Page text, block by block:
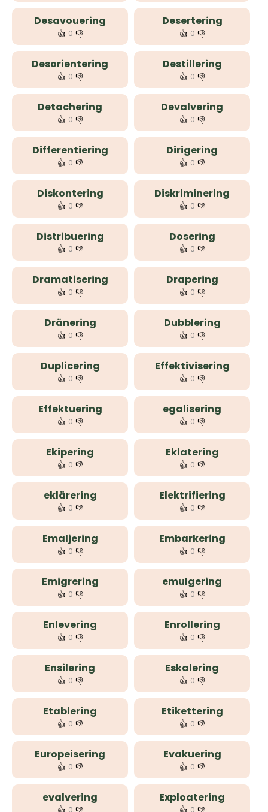
Desavouering
👍 0 👎
Desertering
👍 0 👎
Desorientering
👍 0 👎
Destillering
👍 0 👎
Detachering
👍 0 👎
Devalvering
👍 0 👎
Differentiering
👍 0 👎
Dirigering
👍 0 👎
Diskontering
👍 0 👎
Diskriminering
👍 0 👎
Distribuering
👍 0 👎
Dosering
👍 0 👎
Dramatisering
👍 0 👎
Drapering
👍 0 👎
Dränering
👍 0 👎
Dubblering
👍 0 👎
Duplicering
👍 0 👎
Effektivisering
👍 0 👎
Effektuering
👍 0 👎
egalisering
👍 0 👎
Ekipering
👍 0 👎
Eklatering
👍 0 👎
eklärering
👍 0 👎
Elektrifiering
👍 0 👎
Emaljering
👍 0 👎
Embarkering
👍 0 👎
Emigrering
👍 0 👎
emulgering
👍 0 👎
Enlevering
👍 0 👎
Enrollering
👍 0 👎
Ensilering
👍 0 👎
Eskalering
👍 0 👎
Etablering
👍 0 👎
Etikettering
👍 0 👎
Europeisering
👍 0 👎
Evakuering
👍 0 👎
evalvering
0
Exploatering
0